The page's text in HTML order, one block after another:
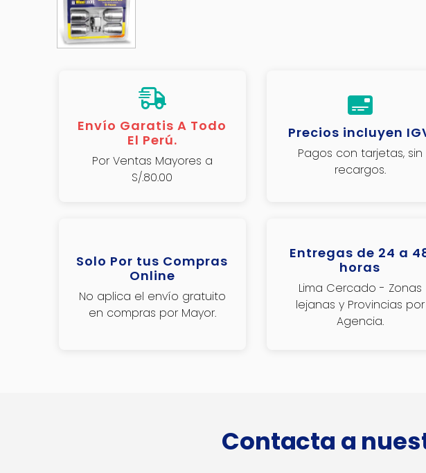
Envío Garatis A Todo
El Perú.
Por Ventas Mayores a
S/.80.00
Precios incluyen
Pagos con tarjetas, sin
recargos.
Solo Por tus Compras
Online
No aplica el envío gratuito
en compras por Mayor.
Entregas de 24 a
horas
Lima Cercado - Zonas
lejanas y Provincias por
Agencia.
Contacta a